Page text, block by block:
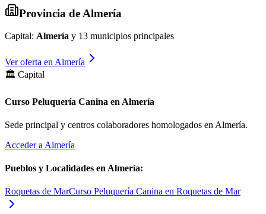
Provincia de Almería
Capital: Almería y 13 municipios principales
Ver oferta en Almería
🏛️ Capital
Curso Peluquería Canina en Almería
Sede principal y centros colaboradores homologados en Almería.
Acceder a Almería
Pueblos y Localidades en Almería:
Roquetas de MarCurso Peluquería Canina en Roquetas de Mar